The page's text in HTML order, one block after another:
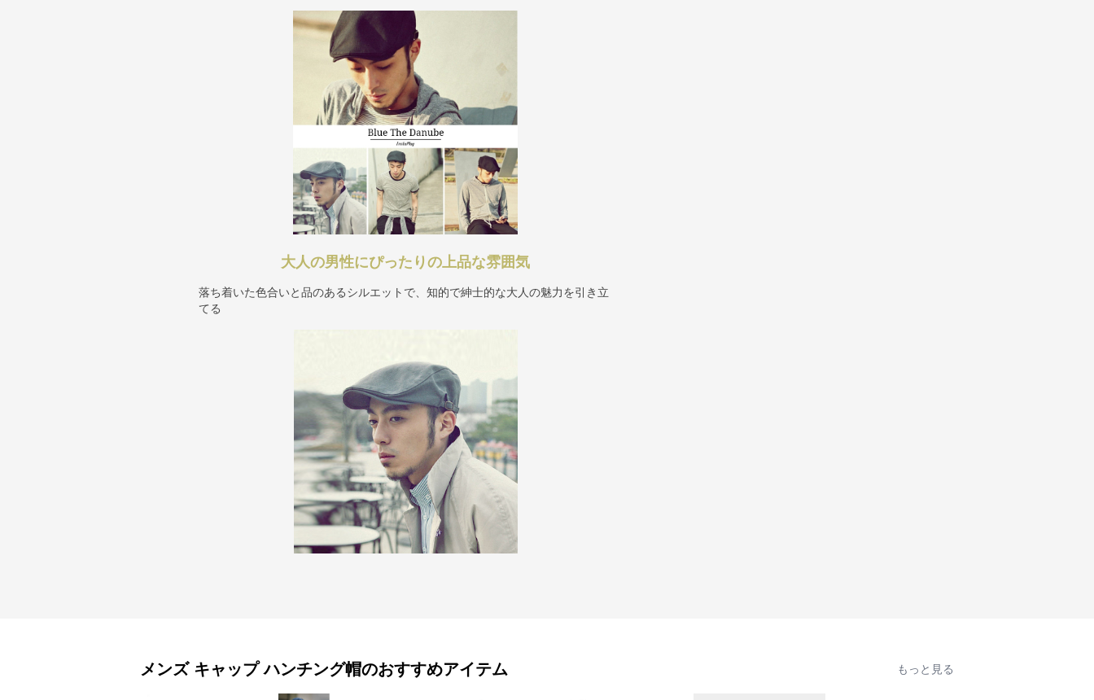
大人の男性にぴったりの上品な雰囲気
落ち着いた色合いと品のあるシルエットで、知的で紳士的な大人の魅力を引き立
てる
メンズ キャップ ハンチング帽のおすすめアイテム もっと見る